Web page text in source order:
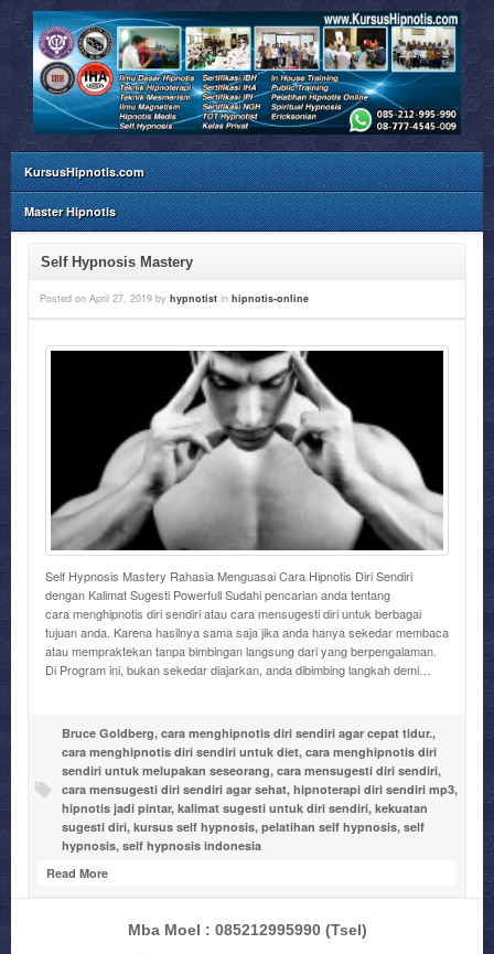
KursusHipnotis.com
Master Hipnotis
Self Hypnosis Mastery
Posted on April 27, 2019 by hypnotist in hipnotis-online
Self Hypnosis Mastery Rahasia Menguasai Cara Hipnotis Diri Sendiri
dengan Kalimat Sugesti Powerfull Sudahi pencarian anda tentang
cara menghipnotis diri sendiri atau cara mensugesti diri untuk berbagai
tujuan anda. Karena hasilnya sama saja jika anda hanya sekedar membaca
atau mempraktekan tanpa bimbingan langsung dari yang berpengalaman.
Di Program ini, bukan sekedar diajarkan, anda dibimbing langkah demi…
Bruce Goldberg, cara menghipnotis diri sendiri agar cepat tidur.,
cara menghipnotis diri sendiri untuk diet, cara menghipnotis diri
sendiri untuk melupakan seseorang, cara mensugesti diri sendiri,
cara mensugesti diri sendiri agar sehat, hipnoterapi diri sendiri mp3,
hipnotis jadi pintar, kalimat sugesti untuk diri sendiri, kekuatan
sugesti diri, kursus self hypnosis, pelatihan self hypnosis, self
hypnosis, self hypnosis indonesia
Read More
Mba Moel : 085212995990(Tsel)